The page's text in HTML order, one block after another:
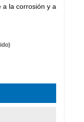
a la corrosión y a